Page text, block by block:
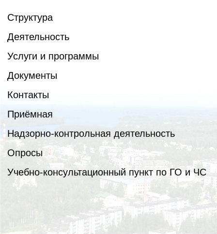
Структура
Деятельность
Услуги и программы
Документы
Контакты
Приёмная
Надзорно-контрольная деятельность
Опросы
Учебно-консультационный пункт по ГО и ЧС